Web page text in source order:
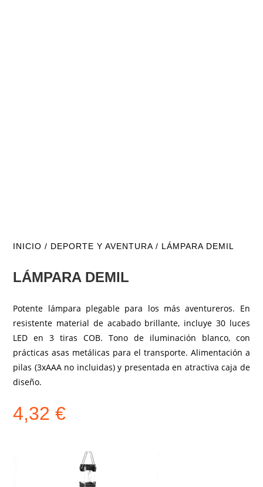
INICIO / DEPORTE Y AVENTURA / LÁMPARA DEMIL
LÁMPARA DEMIL
Potente lámpara plegable para los más aventureros. En
resistente material de acabado brillante, incluye 30 luces
LED en 3 tiras COB. Tono de iluminación blanco, con
prácticas asas metálicas para el transporte. Alimentación a
pilas (3xAAA no incluidas) y presentada en atractiva caja de
diseño.
4,32€